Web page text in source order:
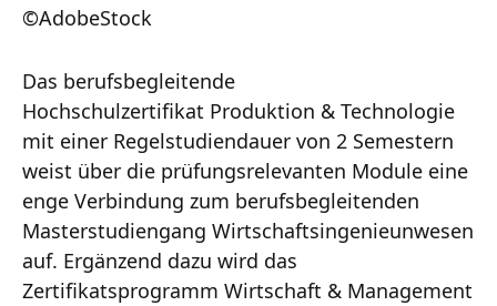
©AdobeStock
Das berufsbegleitende
Hochschulzertifikat Produktion & Technologie
mit einer Regelstudiendauer von 2 Semestern
weist über die prüfungsrelevanten Module eine
enge Verbindung zum berufsbegleitenden
Masterstudiengang Wirtschaftsingenieunwesen
auf. Ergänzend dazu wird das
Zertifikatsprogramm Wirtschaft & Management